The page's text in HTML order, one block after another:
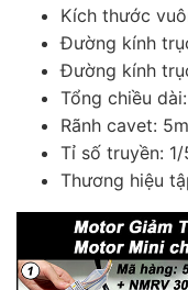
Kích thước
Đường kính
Đường kính
Tổng chiều
Rãnh cavet:
Tỉ số truyền: 1/
Thương hiệu